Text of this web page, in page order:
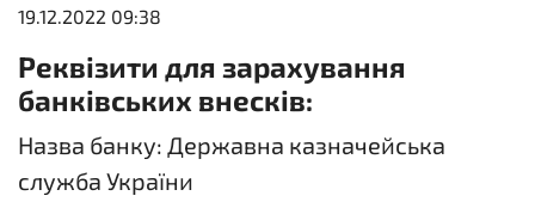
19.12.2022 09:38
Реквізити для зарахування
банківських внесків:
Назва банку: Державна казначейська
служба України